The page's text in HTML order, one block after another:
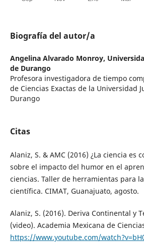
Biografía del autor/a
Angelina Alvarado Monroy,
de Durango
Profesora investigadora de tiempo
de Ciencias Exactas de la Universidad
Durango
Citas
Alaniz, S. & AMC (2016) ¿La ciencia es
sobre el impacto del humor en el
ciencias. Taller de herramientas para
científica. CIMAT, Guanajuato, agosto.
Alaniz, S. (2016). Deriva Continental y
(video). Academia Mexicana de
https://www.youtube.com/